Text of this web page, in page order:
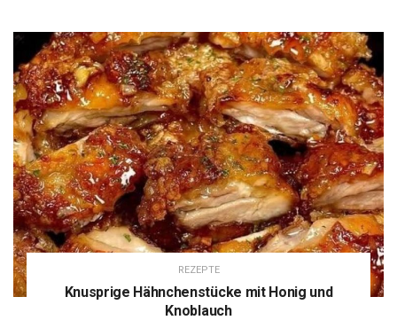
REZEPTE
Knusprige Hähnchenstücke mit Honig und
Knoblauch